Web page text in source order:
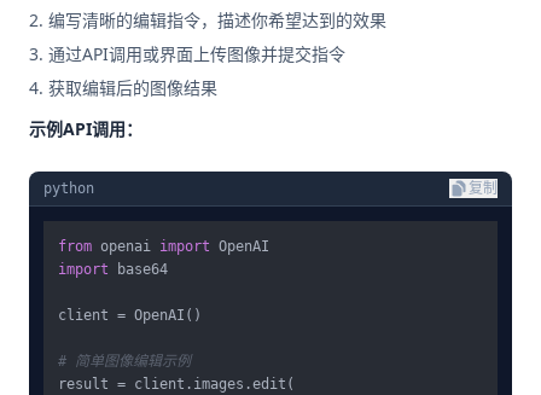
编写清晰的编辑指令，描述你希望达到的效果
通过API调用或界面上传图像并提交指令
获取编辑后的图像结果
示例API调用：
python 复制
from openai import
import base64
client = OpenAI()
# 简单图像编辑示例
result = client.images.edit(